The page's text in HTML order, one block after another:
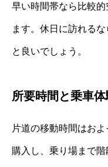
早い時間帯なら比較
ます。休日に訪れる
と良いでしょう。
所要時間と乗車
片道の移動時間はお
購入し、乗り場まで